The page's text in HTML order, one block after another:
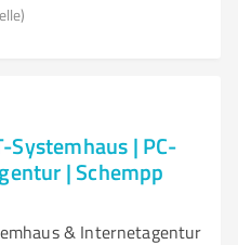
Systemhaus | PC-
| Schempp
& Internetagentur